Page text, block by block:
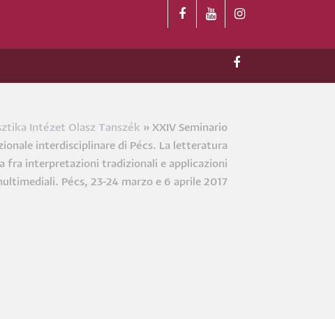
Intézet Olasz Tanszék
XXIV Seminario
interdisciplinare di Pécs. La letteratura
fra interpretazioni tradizionali e applicazioni
Pécs, 23-24 marzo e 6 aprile 2017